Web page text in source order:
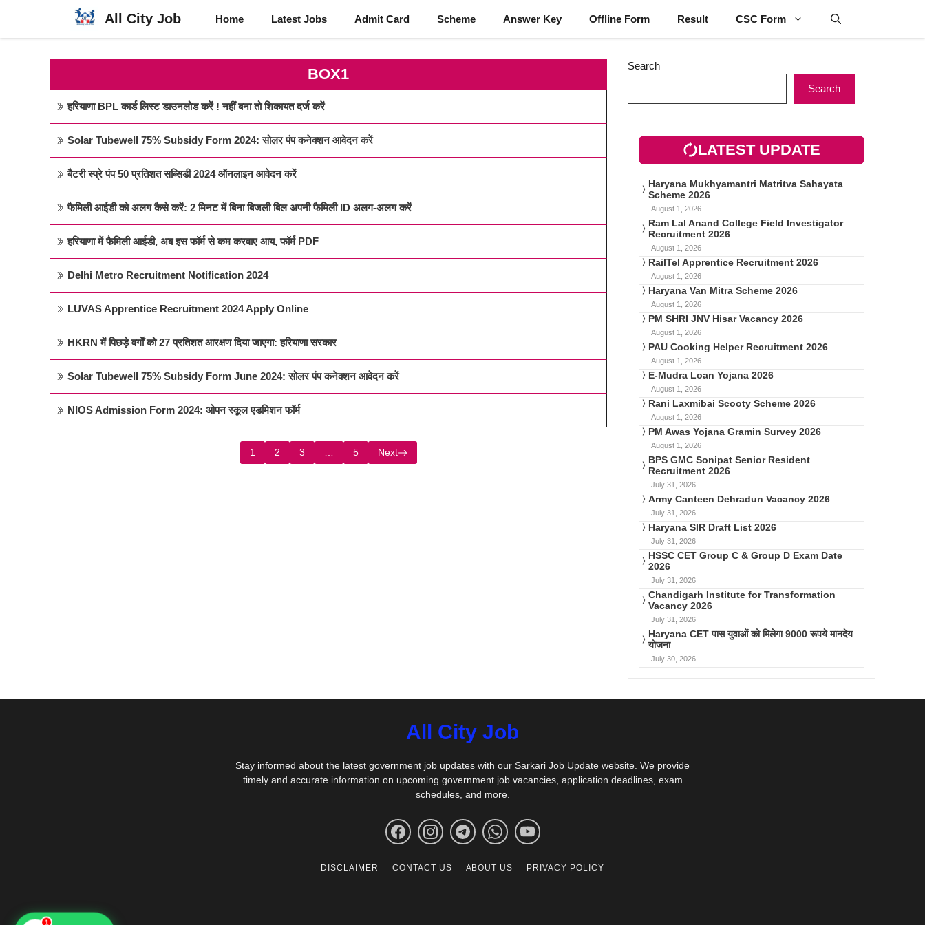
content
All City Job Home Latest Jobs Admit Card Scheme Answer Key Offline Form Result CSC Form
BOX1
हरियाणा BPL कार्ड लिस्ट डाउनलोड करें ! नहीं बना तो शिकायत दर्ज करें
Solar Tubewell 75% Subsidy Form 2024: सोलर पंप कनेक्शन आवेदन करें
बैटरी स्प्रे पंप 50 प्रतिशत सब्सिडी 2024 ऑनलाइन आवेदन करें
फैमिली आईडी को अलग कैसे करें: 2 मिनट में बिना बिजली बिल अपनी फैमिली ID अलग-अलग करें
हरियाणा में फैमिली आईडी, अब इस फॉर्म से कम करवाए आय, फॉर्म PDF
Delhi Metro Recruitment Notification 2024
LUVAS Apprentice Recruitment 2024 Apply Online
HKRN में पिछड़े वर्गों को 27 प्रतिशत आरक्षण दिया जाएगा: हरियाणा सरकार
Solar Tubewell 75% Subsidy Form June 2024: सोलर पंप कनेक्शन आवेदन करें
NIOS Admission Form 2024: ओपन स्कूल एडमिशन फॉर्म
1 2 3 5 Next
Search
Search
LATEST UPDATE
Haryana Mukhyamantri Matritva Sahayata
Scheme 2026
August 1, 2026
Ram Lal Anand College Field Investigator
Recruitment 2026
August 1, 2026
RailTel Apprentice Recruitment 2026
August 1, 2026
Haryana Van Mitra Scheme 2026
August 1, 2026
PM SHRI JNV Hisar Vacancy 2026
August 1, 2026
PAU Cooking Helper Recruitment 2026
August 1, 2026
E-Mudra Loan Yojana 2026
August 1, 2026
Rani Laxmibai Scooty Scheme 2026
August 1, 2026
PM Awas Yojana Gramin Survey 2026
August 1, 2026
BPS GMC Sonipat Senior Resident
Recruitment 2026
July 31, 2026
Army Canteen Dehradun Vacancy 2026
July 31, 2026
Haryana SIR Draft List 2026
July 31, 2026
HSSC CET Group C & Group D Exam Date
2026
July 31, 2026
Chandigarh Institute for Transformation
Vacancy 2026
July 31, 2026
Haryana CET पास युवाओं को मिलेगा 9000 रूपये मानदेय
योजना
July 30, 2026
All City Job
Stay informed about the latest government job updates with our Sarkari Job Update website. We provide
timely and accurate information on upcoming government job vacancies, application deadlines, exam
schedules, and more.
DISCLAIMER CONTACT US ABOUT US PRIVACY POLICY
1